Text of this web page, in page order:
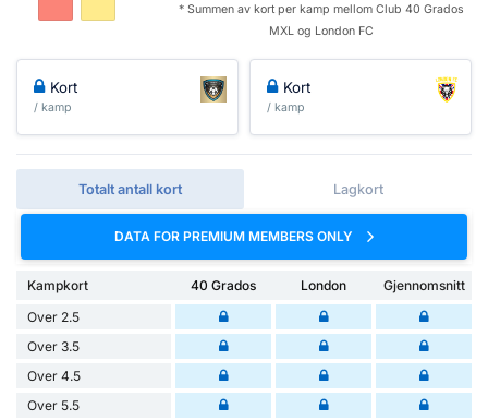
* Summen av kort per kamp mellom Club 40 Grados
MXL og London FC
Kort
/ kamp
Kort
/ kamp
Totalt antall kort Lagkort
DATA FOR PREMIUM MEMBERS ONLY
Kampkort 40 Grados London
Gjennomsnitt
Over 2.5
Over 3.5
Over 4.5
Over 5.5